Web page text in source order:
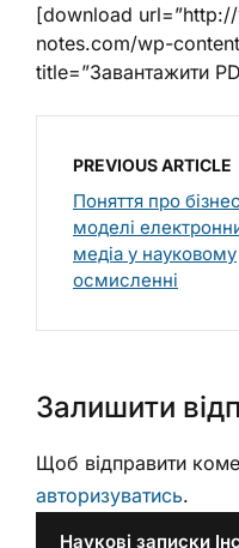
[download
notes.com/wp-
title=”Завантажити
PREVIOUS ARTICLE
Поняття про
моделі
медіа у науковому
осмисленні
Залишити
Щоб відправити
авторизуватись.
Наукові записки